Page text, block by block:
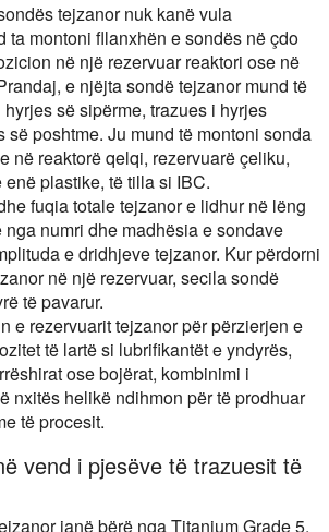
tejzanor nuk kanë vula
ta montoni fllanxhën e sondës në çdo
në një rezervuar reaktori ose në
e njëjta sondë tejzanor mund të
së sipërme, trazues i hyrjes
së poshtme. Ju mund të montoni sonda
në reaktorë qelqi, rezervuarë çeliku,
plastike, të tilla si IBC.
fuqia totale tejzanor e lidhur në lëng
numri dhe madhësia e sondave
e dridhjeve tejzanor. Kur përdorni
në një rezervuar, secila sondë
të pavarur.
e rezervuarit tejzanor për përzierjen e
të lartë si lubrifikantët e yndyrës,
ose bojërat, kombinimi i
nxitës helikë ndihmon për të prodhuar
të procesit.
vend i pjesëve të trazuesit të
janë bërë nga Titanium Grade 5.